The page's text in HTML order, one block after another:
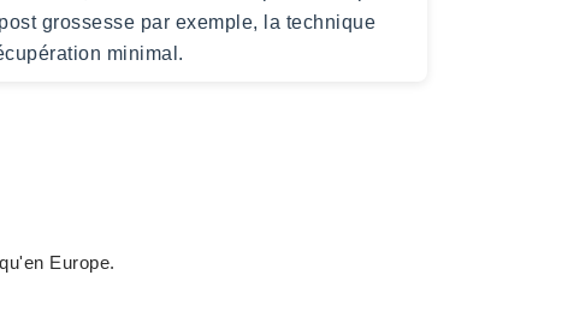
grossesse par exemple, la technique
minimal.
Europe.